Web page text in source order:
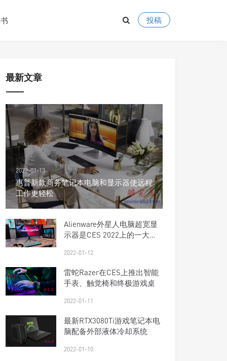
投稿
最新文章
2022-01-13
惠普新款商务笔记本电脑和显示器使远程
工作更轻松
Alienware外星人电脑超宽显
示器是CES 2022上的一大亮
2022-01-12
雷蛇Razer在CES上推出智能
手表、触觉椅和终极游戏桌
2022-01-11
最新RTX3080Ti游戏笔记本电
脑配备外部液体冷却系统
2022-01-10